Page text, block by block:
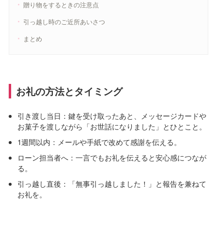
贈り物をするときの注意点
引っ越し時のご近所あいさつ
まとめ
お礼の方法とタイミング
引き渡し当日：鍵を受け取ったあと、メッセージカードや
お菓子を渡しながら「お世話になりました」とひとこと。
1週間以内：メールや手紙で改めて感謝を伝える。
ローン担当者へ：一言でもお礼を伝えると安心感につなが
る。
引っ越し直後：「無事引っ越しました！」と報告を兼ねて
お礼を。